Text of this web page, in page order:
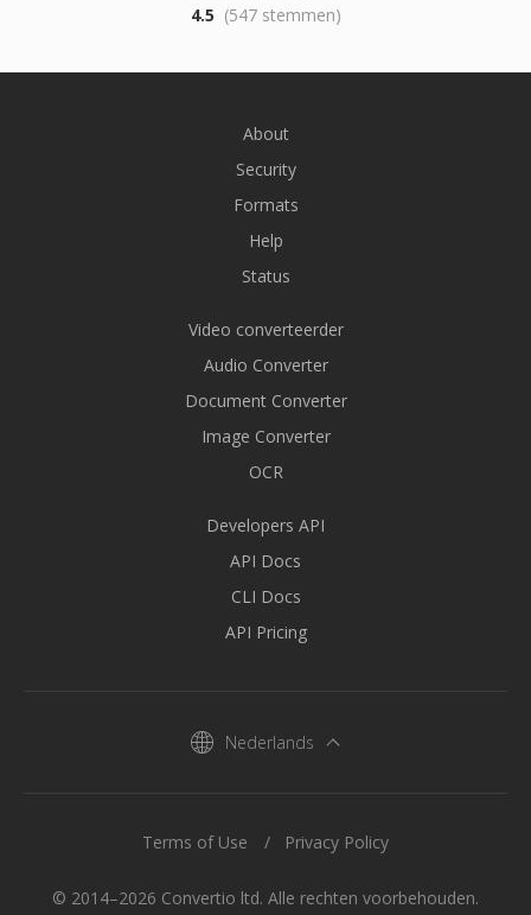
4.5 (547 stemmen)
About
Security
Formats
Help
Status
Video converteerder
Audio Converter
Document Converter
Image Converter
OCR
Developers API
API Docs
CLI Docs
API Pricing
Nederlands
© 2014–2026 Convertio ltd. Alle rechten voorbehouden.
Terms of Use Privacy Policy